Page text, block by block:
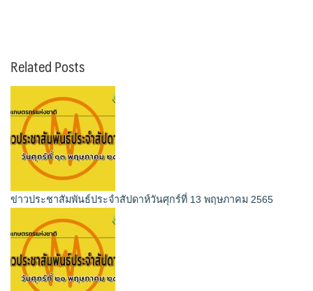
Related Posts
ข่าวประชาสัมพันธ์ประจำสัปดาห์วันศุกร์ที่ 13 พฤษภาคม 2565